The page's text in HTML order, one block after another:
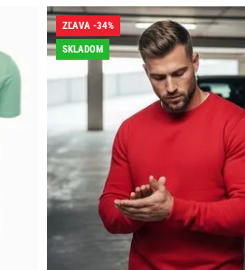
ZĽAVA -34%
SKLADOM